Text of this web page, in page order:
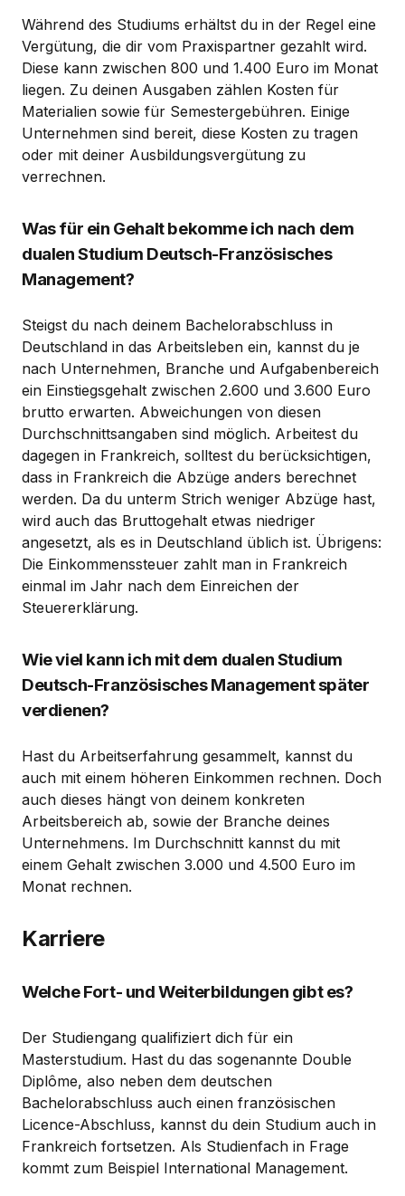
Während des Studiums erhältst du in der Regel eine
Vergütung, die dir vom Praxispartner gezahlt wird.
Diese kann zwischen 800 und 1.400 Euro im Monat
liegen. Zu deinen Ausgaben zählen Kosten für
Materialien sowie für Semestergebühren. Einige
Unternehmen sind bereit, diese Kosten zu tragen
oder mit deiner Ausbildungsvergütung zu
verrechnen.
Was für ein Gehalt bekomme ich nach dem
dualen Studium Deutsch-Französisches
Management?
Steigst du nach deinem Bachelorabschluss in
Deutschland in das Arbeitsleben ein, kannst du je
nach Unternehmen, Branche und Aufgabenbereich
ein Einstiegsgehalt zwischen 2.600 und 3.600 Euro
brutto erwarten. Abweichungen von diesen
Durchschnittsangaben sind möglich. Arbeitest du
dagegen in Frankreich, solltest du berücksichtigen,
dass in Frankreich die Abzüge anders berechnet
werden. Da du unterm Strich weniger Abzüge hast,
wird auch das Bruttogehalt etwas niedriger
angesetzt, als es in Deutschland üblich ist. Übrigens:
Die Einkommenssteuer zahlt man in Frankreich
einmal im Jahr nach dem Einreichen der
Steuererklärung.
Wie viel kann ich mit dem dualen Studium
Deutsch-Französisches Management später
verdienen?
Hast du Arbeitserfahrung gesammelt, kannst du
auch mit einem höheren Einkommen rechnen. Doch
auch dieses hängt von deinem konkreten
Arbeitsbereich ab, sowie der Branche deines
Unternehmens. Im Durchschnitt kannst du mit
einem Gehalt zwischen 3.000 und 4.500 Euro im
Monat rechnen.
Karriere
Welche Fort- und Weiterbildungen gibt es?
Der Studiengang qualifiziert dich für ein
Masterstudium. Hast du das sogenannte Double
Diplôme, also neben dem deutschen
Bachelorabschluss auch einen französischen
Licence-Abschluss, kannst du dein Studium auch in
Frankreich fortsetzen. Als Studienfach in Frage
kommt zum Beispiel International Management.